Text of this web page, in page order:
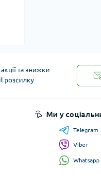
та знижки
розсилку
Ми у
Telegram
Viber
Whatsapp